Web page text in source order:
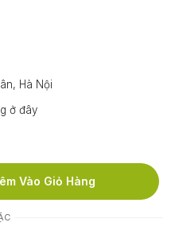
Hà Nội
ở đây
Vào Giỏ Hàng